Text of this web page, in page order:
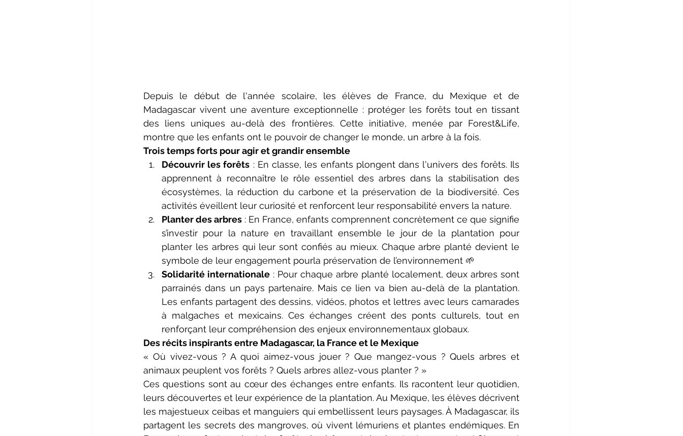
Depuis le début de l'année scolaire, les élèves de France, du Mexique et de
Madagascar vivent une aventure exceptionnelle : protéger les forêts tout en tissant
des liens uniques au-delà des frontières. Cette initiative, menée par Forest&Life,
montre que les enfants ont le pouvoir de changer le monde, un arbre à la fois.
Trois temps forts pour agir et grandir ensemble
Découvrir les forêts : En classe, les enfants plongent dans l'univers des forêts. Ils
apprennent à reconnaître le rôle essentiel des arbres dans la stabilisation des
écosystèmes, la réduction du carbone et la préservation de la biodiversité. Ces
activités éveillent leur curiosité et renforcent leur responsabilité envers la nature.
Planter des arbres : En France, enfants comprennent concrètement ce que signifie
s’investir pour la nature en travaillant ensemble le jour de la plantation pour
planter les arbres qui leur sont confiés au mieux. Chaque arbre planté devient le
symbole de leur engagement pourla préservation de l’environnement 🌱
Solidarité internationale : Pour chaque arbre planté localement, deux arbres sont
parrainés dans un pays partenaire. Mais ce lien va bien au-delà de la plantation.
Les enfants partagent des dessins, vidéos, photos et lettres avec leurs camarades
à malgaches et mexicains. Ces échanges créent des ponts culturels, tout en
renforçant leur compréhension des enjeux environnementaux globaux.
Des récits inspirants entre Madagascar, la France et le Mexique
« Où vivez-vous ? A quoi aimez-vous jouer ? Que mangez-vous ? Quels arbres et
animaux peuplent vos forêts ? Quels arbres allez-vous planter ? »
Ces questions sont au cœur des échanges entre enfants. Ils racontent leur quotidien,
leurs découvertes et leur expérience de la plantation. Au Mexique, les élèves décrivent
les majestueux ceibas et manguiers qui embellissent leurs paysages. À Madagascar, ils
partagent les secrets des mangroves, où vivent lémuriens et plantes endémiques. En